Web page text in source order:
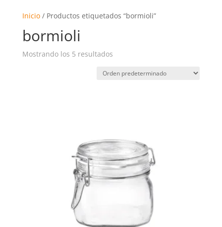
Inicio/ Productos etiquetados “bormioli”
bormioli
Mostrando los 5 resultados